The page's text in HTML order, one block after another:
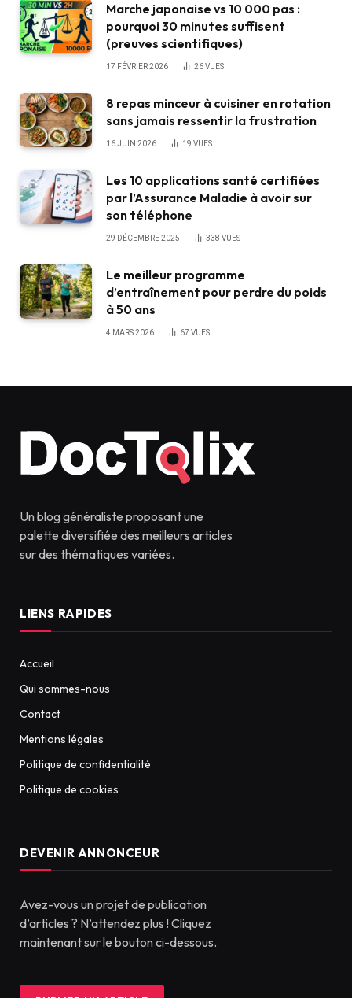
Marche japonaise vs 10 000 pas :
pourquoi 30 minutes suffisent
(preuves scientifiques)
17 FÉVRIER 2026 26VUES
8 repas minceur à cuisiner en rotation
sans jamais ressentir la frustration
16 JUIN 2026 19 VUES
Les 10 applications santé certifiées
par l’Assurance Maladie à avoir sur
son téléphone
29 DÉCEMBRE 2025 338 VUES
Le meilleur programme
d’entraînement pour perdre du poids
à 50 ans
4 MARS 2026 67 VUES
Un blog généraliste proposant une
palette diversifiée des meilleurs articles
sur des thématiques variées.
LIENS RAPIDES
Accueil
Qui sommes-nous
Contact
Mentions légales
Politique de confidentialité
Politique de cookies
DEVENIR ANNONCEUR
Avez-vous un projet de publication
d’articles ? N’attendez plus ! Cliquez
maintenant sur le bouton ci-dessous.